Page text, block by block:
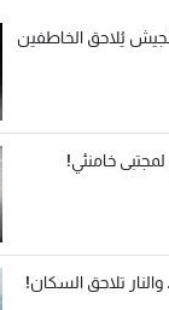
يُلاحق الخاطفين
خامنئي!
تلاحق السكان!